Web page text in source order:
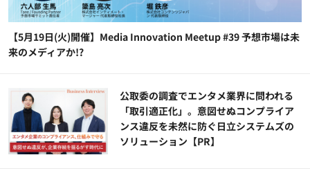
【5月19日(火)開催】Media Innovation Meetup #39 予想市場は未
来のメディアか!?
公​​取委の調査でエンタメ業界に問われる
「取引適正化」。意図せぬコンプライア
ンス違反を未然に防ぐ日立システムズの
ソリューション​【PR】